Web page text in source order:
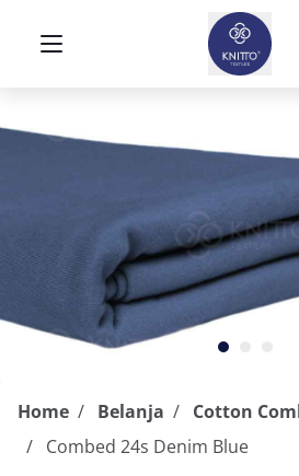
Home Belanja Cotton
Combed 24s Denim Blue